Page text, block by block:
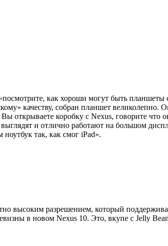
как хороши могут быть
качеству, собран планшет великолепно.
открываете коробку с Nexus, говорите что
и отлично работают на большом
так, как смог iPad».
высоким разрешением, который
в новом Nexus 10. Это, вкупе с Jelly